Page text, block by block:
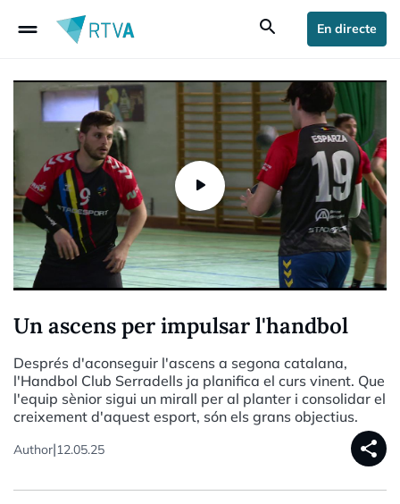
drag_handle search En directe
Un ascens per impulsar l'handbol
Després d'aconseguir l'ascens a segona catalana,
l'Handbol Club Serradells ja planifica el curs vinent. Que
l'equip sènior sigui un mirall per al planter i consolidar el
creixement d'aquest esport, són els grans objectius.
Author|12.05.25 share